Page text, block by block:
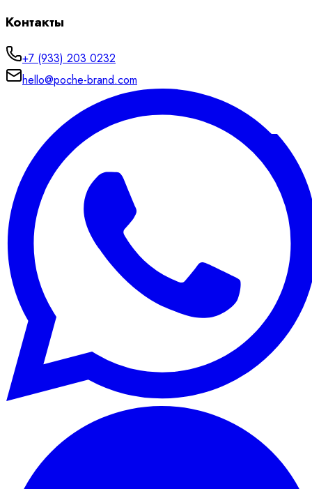
Контакты
+7 (933) 203 0232
hello@poche-brand.com